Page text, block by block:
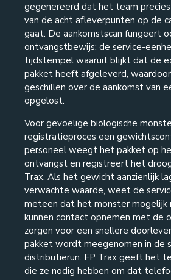
gegenereerd dat het team
van de acht afleverpunten op de
gaat. De aankomstscan fungeert
ontvangstbewijs: de service-
tijdstempel waaruit blijkt dat de
pakket heeft afgeleverd,
geschillen over de aankomst van
opgelost.
Voor gevoelige biologische
registratieproces een
personeel weegt het pakket op
ontvangst en registreert het
Trax. Als het gewicht aanzienlijk
verwachte waarde, weet de
meteen dat het monster mogelijk
kunnen contact opnemen met de
zorgen voor een snellere
pakket wordt meegenomen in de
distributierun. FP Trax geeft het
die ze nodig hebben om dat